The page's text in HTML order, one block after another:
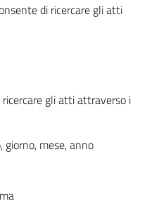
di ricercare gli atti
gli atti attraverso i
mese, anno